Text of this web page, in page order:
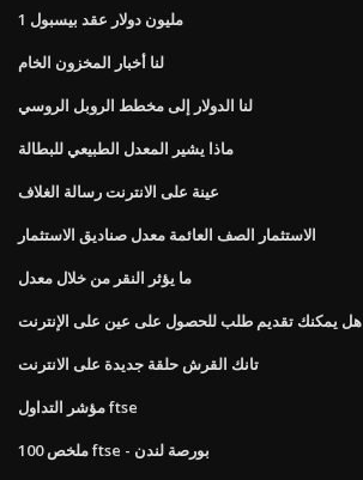
1 مليون دولار عقد بيسبول
لنا أخبار المخزون الخام
لنا الدولار إلى مخطط الروبل الروسي
ماذا يشير المعدل الطبيعي للبطالة
عينة على الانترنت رسالة الغلاف
الاستثمار الصف العائمة معدل صناديق الاستثمار
ما يؤثر النقر من خلال معدل
هل يمكنك تقديم طلب للحصول على عين على الإنترنت
تانك القرش حلقة جديدة على الانترنت
مؤشر التداول ftse
ملخص 100 ftse - بورصة لندن